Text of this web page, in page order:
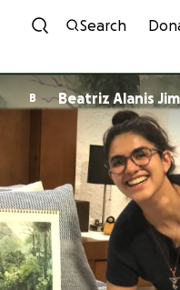
Search
B Beatriz Alanis